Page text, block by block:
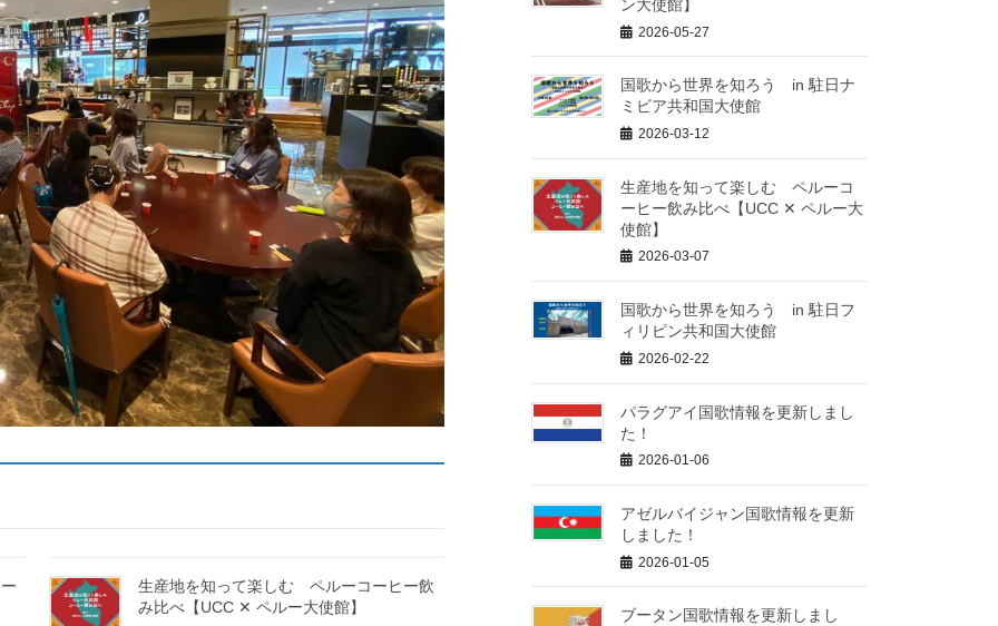
生産地を知って楽しむ ペルーコーヒー飲
み比べ【UCC ✕ ペルー大使館】
ン大使館】
2026-05-27
国歌から世界を知ろう in 駐日ナ
ミビア共和国大使館
2026-03-12
生産地を知って楽しむ ペルーコ
ーヒー飲み比べ【UCC ✕ ペルー大
使館】
2026-03-07
国歌から世界を知ろう in 駐日フ
ィリピン共和国大使館
2026-02-22
パラグアイ国歌情報を更新しまし
た！
2026-01-06
アゼルバイジャン国歌情報を更新
しました！
2026-01-05
ブータン国歌情報を更新しまし